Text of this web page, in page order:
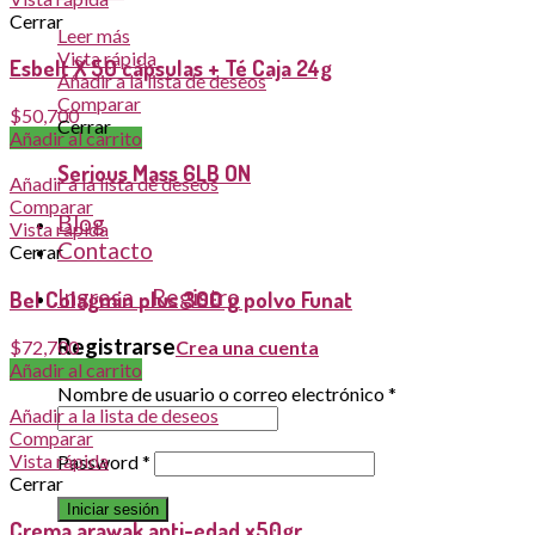
Leer más
Vista rápida
Añadir a la lista de deseos
Comparar
Cerrar
Serious Mass 6LB ON
Blog
Contacto
Ingresa - Registro
RegistrarseCrea una cuenta
Nombre de usuario o correo electrónico*
Password*
Iniciar sesión
Cerrar
Esbelt X 50 cápsulas + Té Caja 24g
$50,700
Añadir al carrito
Añadir a la lista de deseos
Comparar
Vista rápida
Cerrar
Bel Colagmin plus 300 g polvo Funat
$72,700
Añadir al carrito
Añadir a la lista de deseos
Comparar
Vista rápida
Cerrar